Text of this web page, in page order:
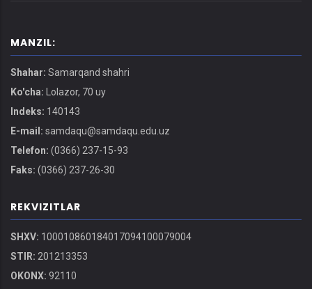
MANZIL:
Shahar: Samarqand shahri
Ko'cha: Lolazor, 70 uy
Indeks: 140143
E-mail: samdaqu@samdaqu.edu.uz
Telefon: (0366) 237-15-93
Faks: (0366) 237-26-30
REKVIZITLAR
SHXV: 100010860184017094100079004
STIR: 201213353
OKONX: 92110